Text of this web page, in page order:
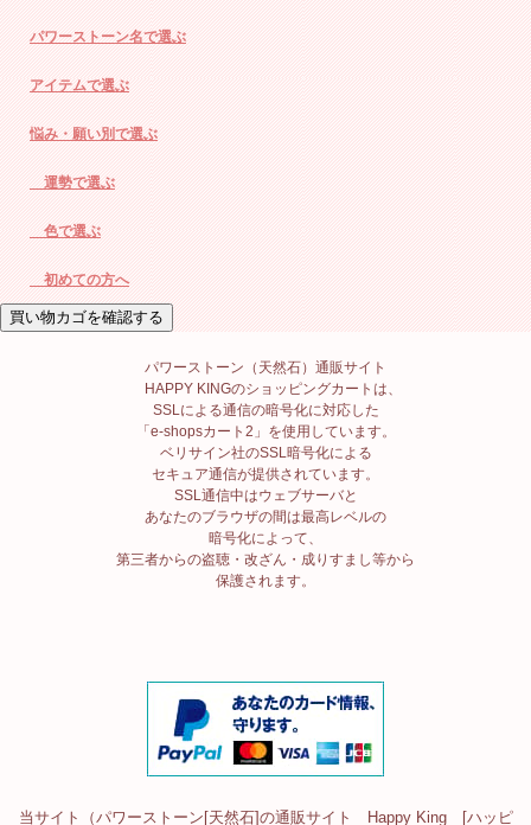
パワーストーン名で選ぶ
アイテムで選ぶ
悩み・願い別で選ぶ
運勢で選ぶ
色で選ぶ
初めての方へ
パワーストーン（天然石）通販サイト
HAPPY KINGのショッピングカートは、
SSLによる通信の暗号化に対応した
「e-shopsカート2」を使用しています。
ベリサイン社のSSL暗号化による
セキュア通信が提供されています。
SSL通信中はウェブサーバと
あなたのブラウザの間は最高レベルの
暗号化によって、
第三者からの盗聴・改ざん・成りすまし等から
保護されます。
当サイト（パワーストーン[天然石]の通販サイト Happy King [ハッピ